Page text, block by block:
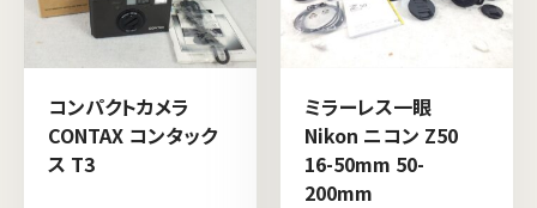
コンパクトカメラ
CONTAX コンタック
ス T3
ミラーレス一眼
Nikon ニコン Z50
16-50mm 50-
200mm